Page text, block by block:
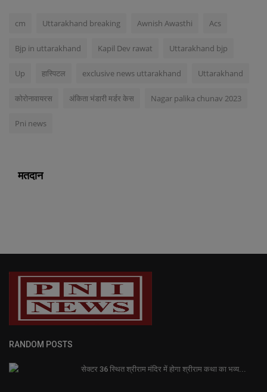
cm Uttarakhand breaking Awnish Awasthi Acs
Bjp in uttarakhand Kapil Dev rawat Uttarakhand bjp
Up हास्पिटल exclusive news uttarakhand Uttarakhand
कोरोनावायरस अंकिता भंडारी मर्डर केस Nagar palika chunav 2023
Pni news
मतदान
RANDOM POSTS
सेक्टर 36 स्थित श्रीराम मंदिर में होगा श्रीराम कथा का भव्य...